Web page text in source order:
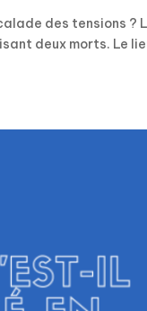
des tensions ?
deux morts. Le